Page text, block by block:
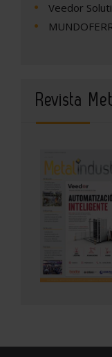
Veedor
Revista